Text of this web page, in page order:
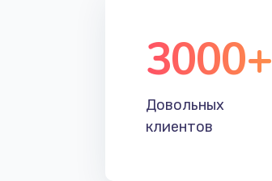
3000+
Довольных
клиентов